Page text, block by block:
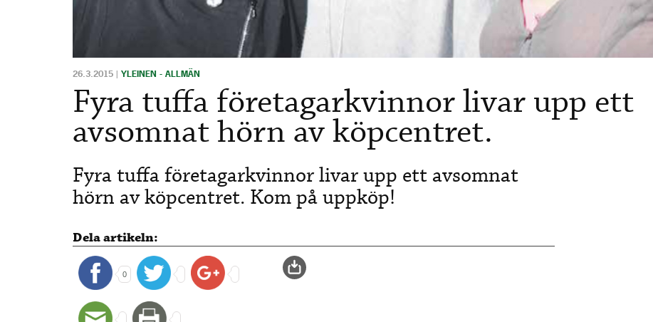
26.3.2015 | YLEINEN - ALLMÄN
Fyra tuffa företagarkvinnor livar upp ett
avsomnat hörn av köpcentret.
Fyra tuffa företagarkvinnor livar upp ett avsomnat
hörn av köpcentret. Kom på uppköp!
Dela artikeln:
0